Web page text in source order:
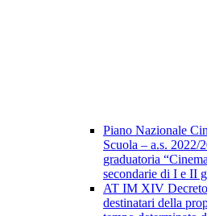
Piano Nazionale
Scuola – a.s. 2022/
graduatoria
secondarie di I e II
AT IM XIV
destinatari della